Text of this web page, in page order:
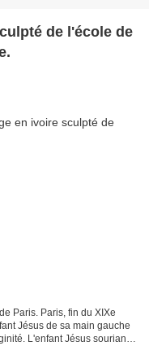
de l'école de
Paris. Paris, fin du XIXe
Jésus de sa main gauche
L'enfant Jésus souriant